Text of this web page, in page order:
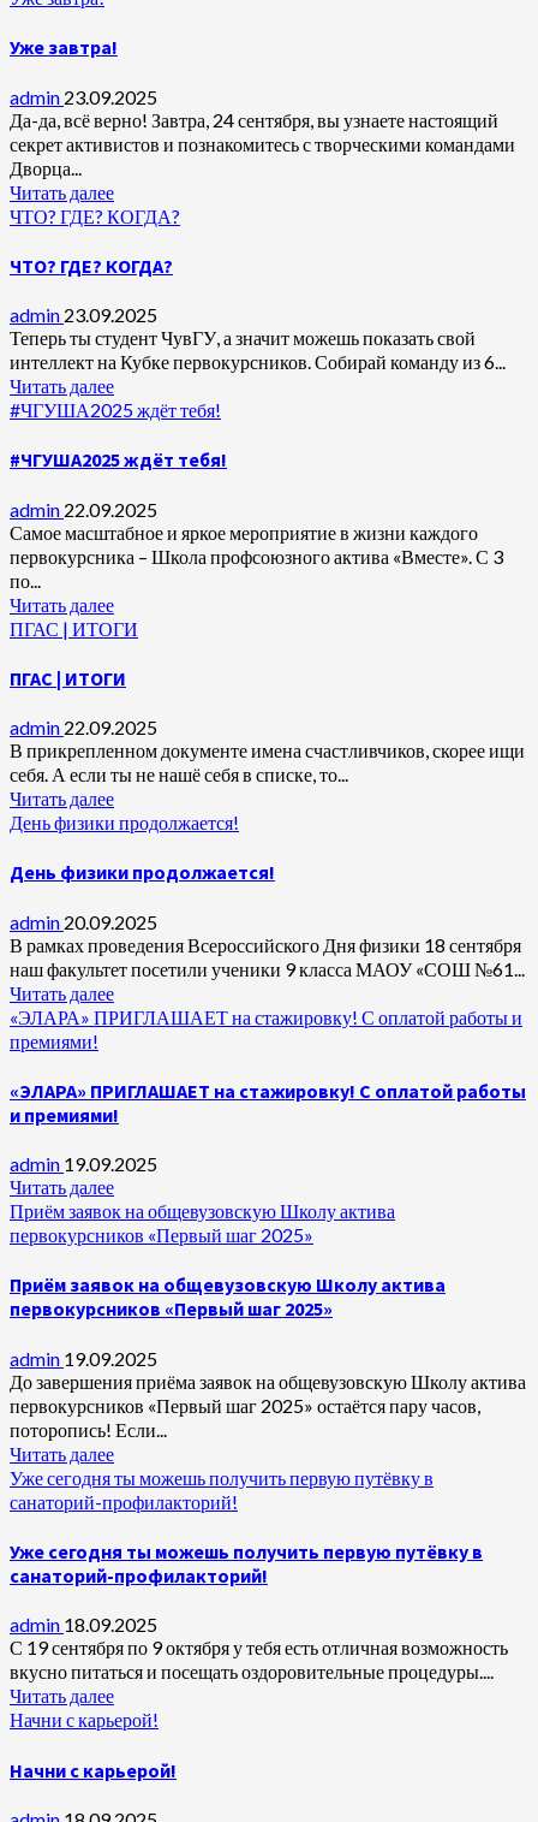
Уже завтра!
admin 23.09.2025
Да-да, всё верно! Завтра, 24 сентября, вы узнаете настоящий
секрет активистов и познакомитесь с творческими командами
Дворца...
Читать далее
ЧТО? ГДЕ? КОГДА?
ЧТО? ГДЕ? КОГДА?
admin 23.09.2025
Теперь ты студент ЧувГУ, а значит можешь показать свой
интеллект на Кубке первокурсников. Собирай команду из 6...
Читать далее
#ЧГУША2025 ждёт тебя!
#ЧГУША2025 ждёт тебя!
admin 22.09.2025
Самое масштабное и яркое мероприятие в жизни каждого
первокурсника – Школа профсоюзного актива «Вместе». С 3
по...
Читать далее
ПГАС | ИТОГИ
ПГАС | ИТОГИ
admin 22.09.2025
В прикрепленном документе имена счастливчиков, скорее ищи
себя. А если ты не нашё себя в списке, то...
Читать далее
День физики продолжается!
День физики продолжается!
admin 20.09.2025
В рамках проведения Всероссийского Дня физики 18 сентября
наш факультет посетили ученики 9 класса МАОУ «СОШ №61...
Читать далее
«ЭЛАРА» ПРИГЛАШАЕТ на стажировку! С оплатой работы и
премиями!
«ЭЛАРА» ПРИГЛАШАЕТ на стажировку! С оплатой работы
и премиями!
admin 19.09.2025
Читать далее
Приём заявок на общевузовскую Школу актива
первокурсников «Первый шаг 2025»
Приём заявок на общевузовскую Школу актива
первокурсников «Первый шаг 2025»
admin 19.09.2025
До завершения приёма заявок на общевузовскую Школу актива
первокурсников «Первый шаг 2025» остаётся пару часов,
поторопись! Если...
Читать далее
Уже сегодня ты можешь получить первую путёвку в
санаторий-профилакторий!
Уже сегодня ты можешь получить первую путёвку в
санаторий-профилакторий!
admin 18.09.2025
С 19 сентября по 9 октября у тебя есть отличная возможность
вкусно питаться и посещать оздоровительные процедуры....
Читать далее
Начни с карьерой!
Начни с карьерой!